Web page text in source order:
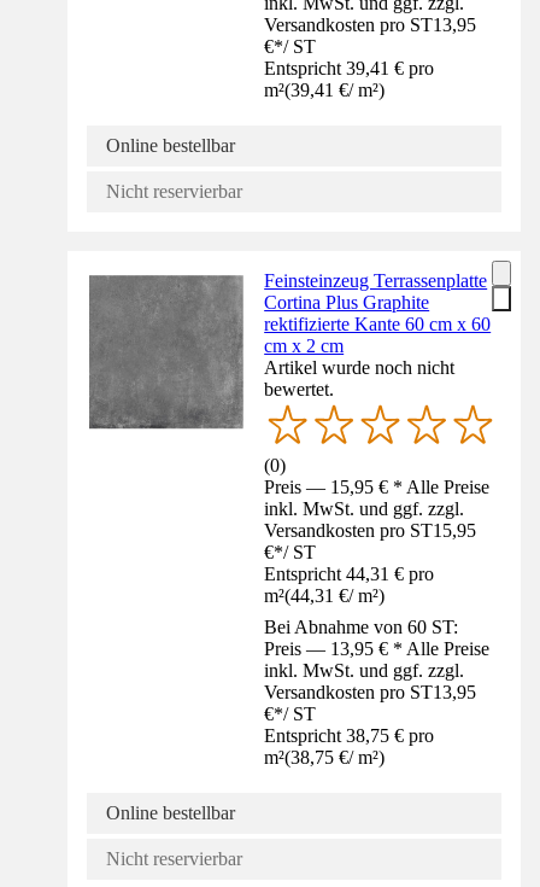
Versandkosten pro ST13,95
€*/ ST
Entspricht 39,41 € pro
m²(39,41 €/ m²)
Online bestellbar
Nicht reservierbar
Feinsteinzeug Terrassenplatte
Cortina Plus Graphite
rektifizierte Kante 60 cm x 60
cm x 2 cm
Artikel wurde noch nicht
bewertet.
(0)
Preis — 15,95 € * Alle Preise
inkl. MwSt. und ggf. zzgl.
Versandkosten pro ST15,95
€*/ ST
Entspricht 44,31 € pro
m²(44,31 €/ m²)
Bei Abnahme von 60 ST:
Preis — 13,95 € * Alle Preise
inkl. MwSt. und ggf. zzgl.
Versandkosten pro ST13,95
€*/ ST
Entspricht 38,75 € pro
m²(38,75 €/ m²)
Online bestellbar
Nicht reservierbar